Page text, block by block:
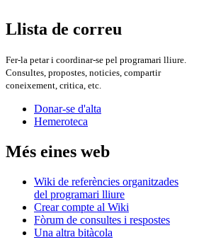
Llista de correu
Fer-la petar i coordinar-se pel programari lliure.
Consultes, propostes, noticies, compartir
coneixement, critica, etc.
Donar-se d'alta
Hemeroteca
Més eines web
Wiki de referències organitzades
del programari lliure
Crear compte al Wiki
Fòrum de consultes i respostes
Una altra bitàcola